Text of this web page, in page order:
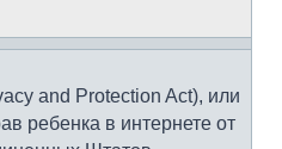
and Protection Act), или
ребенка в интернете от